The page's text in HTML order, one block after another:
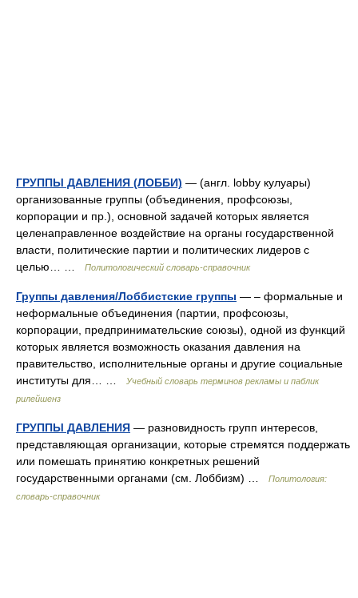
ГРУППЫ ДАВЛЕНИЯ (ЛОББИ) — (англ. lobby кулуары)
организованные группы (объединения, профсоюзы,
корпорации и пр.), основной задачей которых является
целенаправленное воздействие на органы государственной
власти, политические партии и политических лидеров с
целью… …
Политологический словарь-справочник
Группы давления/Лоббистские группы — – формальные и
неформальные объединения (партии, профсоюзы,
корпорации, предпринимательские союзы), одной из функций
которых является возможность оказания давления на
правительство, исполнительные органы и другие социальные
институты для… …
Учебный словарь терминов рекламы и паблик
рилейшенз
ГРУППЫ ДАВЛЕНИЯ — разновидность групп интересов,
представляющая организации, которые стремятся поддержать
или помешать принятию конкретных решений
государственными органами (см. Лоббизм) …
Политология:
словарь-справочник